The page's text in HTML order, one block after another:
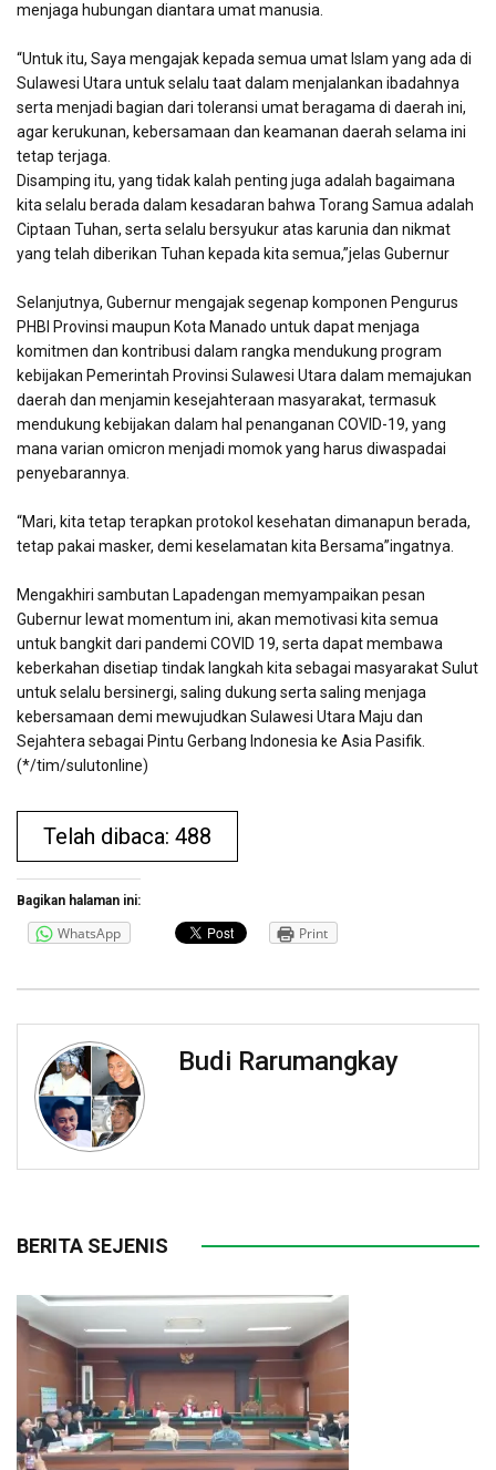
menjaga hubungan diantara umat manusia.
“Untuk itu, Saya mengajak kepada semua umat Islam yang ada di
Sulawesi Utara untuk selalu taat dalam menjalankan ibadahnya
serta menjadi bagian dari toleransi umat beragama di daerah ini,
agar kerukunan, kebersamaan dan keamanan daerah selama ini
tetap terjaga.
Disamping itu, yang tidak kalah penting juga adalah bagaimana
kita selalu berada dalam kesadaran bahwa Torang Samua adalah
Ciptaan Tuhan, serta selalu bersyukur atas karunia dan nikmat
yang telah diberikan Tuhan kepada kita semua,”jelas Gubernur
Selanjutnya, Gubernur mengajak segenap komponen Pengurus
PHBI Provinsi maupun Kota Manado untuk dapat menjaga
komitmen dan kontribusi dalam rangka mendukung program
kebijakan Pemerintah Provinsi Sulawesi Utara dalam memajukan
daerah dan menjamin kesejahteraan masyarakat, termasuk
mendukung kebijakan dalam hal penanganan COVID-19, yang
mana varian omicron menjadi momok yang harus diwaspadai
penyebarannya.
“Mari, kita tetap terapkan protokol kesehatan dimanapun berada,
tetap pakai masker, demi keselamatan kita Bersama”ingatnya.
Mengakhiri sambutan Lapadengan memyampaikan pesan
Gubernur lewat momentum ini, akan memotivasi kita semua
untuk bangkit dari pandemi COVID 19, serta dapat membawa
keberkahan disetiap tindak langkah kita sebagai masyarakat Sulut
untuk selalu bersinergi, saling dukung serta saling menjaga
kebersamaan demi mewujudkan Sulawesi Utara Maju dan
Sejahtera sebagai Pintu Gerbang Indonesia ke Asia Pasifik.
(*/tim/sulutonline)
Telah dibaca: 488
Bagikan halaman ini:
WhatsApp Print
Budi Rarumangkay
BERITA SEJENIS